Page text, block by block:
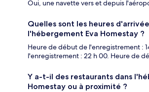
Oui, une navette vers et depuis
Quelles sont les heures
l'hébergement Eva Homestay ?
Heure de début de l'enregistrement :
l'enregistrement : 22 h 00. Heure de
Y a-t-il des restaurants dans
Homestay ou à proximité ?